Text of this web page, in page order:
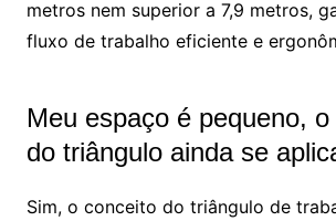
metros nem superior a 7,9 metros,
fluxo de trabalho eficiente e
Meu espaço é pequeno,
do triângulo ainda se
Sim, o conceito do triângulo de